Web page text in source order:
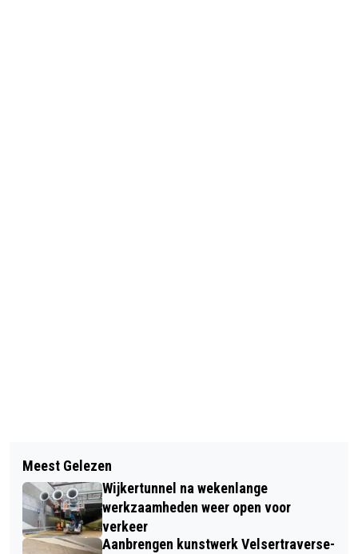
INTENTIEOVEREENKOMST
SAMENWERKING DORPSDUINEN WIJK
AAN ZEE
'WOORD VAN HET JAAR' OVER 3
DAGEN BEKEND: WAT WORDT DE
OPVOLGER VAN ‘ENERGIEARMOEDE’?
Meest Gelezen
Wijkertunnel na wekenlange
werkzaamheden weer open voor
verkeer
Aanbrengen kunstwerk Velsertraverse-